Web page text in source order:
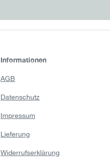
Informationen
AGB
Datenschutz
Impressum
Lieferung
Widerrufserklärung